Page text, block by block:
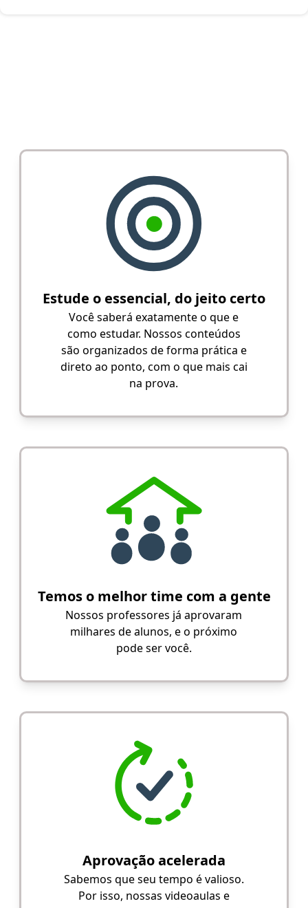
Estude o essencial, do jeito certo
Você saberá exatamente o que e
como estudar. Nossos conteúdos
são organizados de forma prática e
direto ao ponto, com o que mais cai
na prova.
Temos o melhor time com a gente
Nossos professores já aprovaram
milhares de alunos, e o próximo
pode ser você.
Aprovação acelerada
Sabemos que seu tempo é valioso.
Por isso, nossas videoaulas e